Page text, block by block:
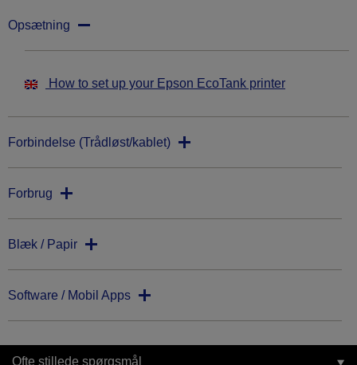
Opsætning
How to set up your Epson EcoTank printer
Forbindelse (Trådløst/kablet)
Forbrug
Blæk / Papir
Software / Mobil Apps
Ofte stillede spørgsmål